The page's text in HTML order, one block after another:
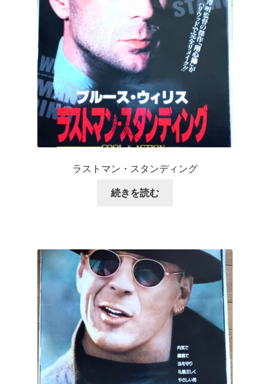
ラストマン・スタンディング
続きを読む